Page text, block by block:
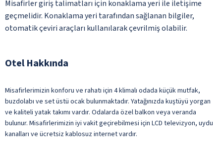
Misafirler giriş talimatları için konaklama yeri ile iletişime
geçmelidir. Konaklama yeri tarafından sağlanan bilgiler,
otomatik çeviri araçları kullanılarak çevrilmiş olabilir.
Otel Hakkında
Misafirlerimizin konforu ve rahatı için 4 klimalı odada küçük mutfak,
buzdolabı ve set üstü ocak bulunmaktadır. Yatağınızda kuştüyü yorgan
ve kaliteli yatak takımı vardır. Odalarda özel balkon veya veranda
bulunur. Misafirlerimizin iyi vakit geçirebilmesi için LCD televizyon, uydu
kanalları ve ücretsiz kablosuz internet vardır.